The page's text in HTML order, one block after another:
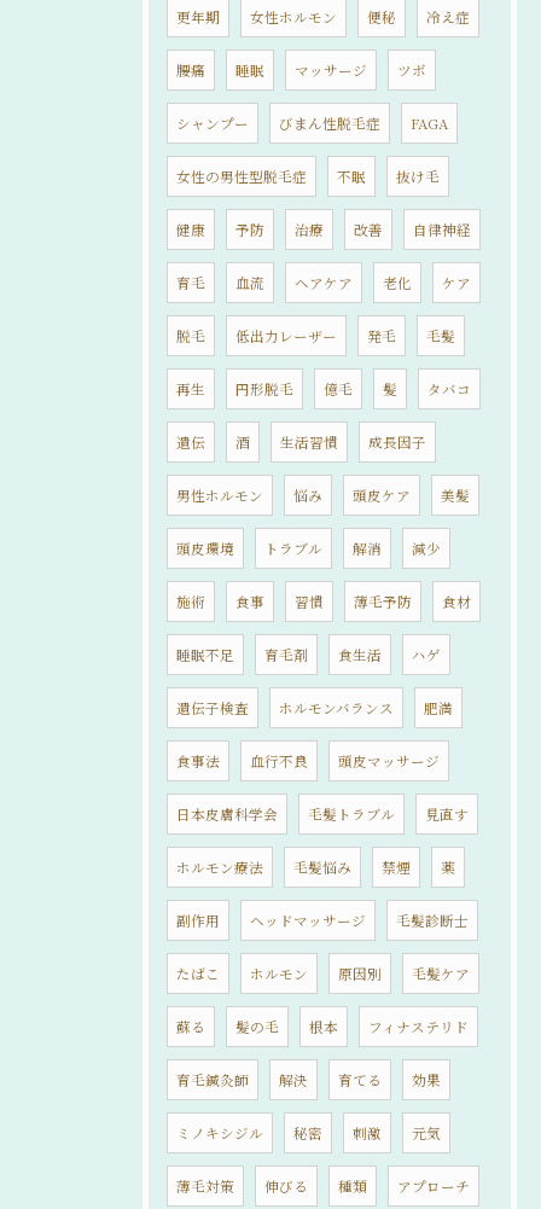
更年期 女性ホルモン 便秘 冷え症
腰痛 睡眠 マッサージ ツボ
シャンプー びまん性脱毛症 FAGA
女性の男性型脱毛症 不眠 抜け毛
健康 予防 治療 改善 自律神経
育毛 血流 ヘアケア 老化 ケア
脱毛 低出力レーザー 発毛 毛髪
再生 円形脱毛 億毛 髪 タバコ
遺伝 酒 生活習慣 成長因子
男性ホルモン 悩み 頭皮ケア 美髪
頭皮環境 トラブル 解消 減少
施術 食事 習慣 薄毛予防 食材
睡眠不足 育毛剤 食生活 ハゲ
遺伝子検査 ホルモンバランス 肥満
食事法 血行不良 頭皮マッサージ
日本皮膚科学会 毛髪トラブル 見直す
ホルモン療法 毛髪悩み 禁煙 薬
副作用 ヘッドマッサージ 毛髪診断士
たばこ ホルモン 原因別 毛髪ケア
蘇る 髪の毛 根本 フィナステリド
育毛鍼灸師 解決 育てる 効果
ミノキシジル 秘密 刺激 元気
薄毛対策 伸びる 種類 アプローチ